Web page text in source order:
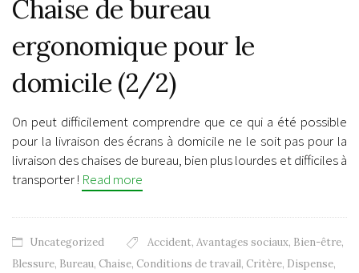
Chaise de bureau
ergonomique pour le
domicile (2/2)
On peut difficilement comprendre que ce qui a été possible
pour la livraison des écrans à domicile ne le soit pas pour la
livraison des chaises de bureau, bien plus lourdes et difficiles à
transporter ! Read more
Uncategorized Accident, Avantages sociaux, Bien-être,
Blessure, Bureau, Chaise, Conditions de travail, Critère, Dispense,